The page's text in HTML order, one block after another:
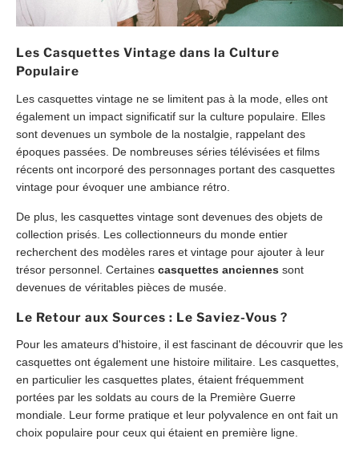
Les Casquettes Vintage dans la Culture
Populaire
Les casquettes vintage ne se limitent pas à la mode, elles ont
également un impact significatif sur la culture populaire. Elles
sont devenues un symbole de la nostalgie, rappelant des
époques passées. De nombreuses séries télévisées et films
récents ont incorporé des personnages portant des casquettes
vintage pour évoquer une ambiance rétro.
De plus, les casquettes vintage sont devenues des objets de
collection prisés. Les collectionneurs du monde entier
recherchent des modèles rares et vintage pour ajouter à leur
trésor personnel. Certaines casquettes anciennes sont
devenues de véritables pièces de musée.
Le Retour aux Sources : Le Saviez-Vous ?
Pour les amateurs d'histoire, il est fascinant de découvrir que les
casquettes ont également une histoire militaire. Les casquettes,
en particulier les casquettes plates, étaient fréquemment
portées par les soldats au cours de la Première Guerre
mondiale. Leur forme pratique et leur polyvalence en ont fait un
choix populaire pour ceux qui étaient en première ligne.